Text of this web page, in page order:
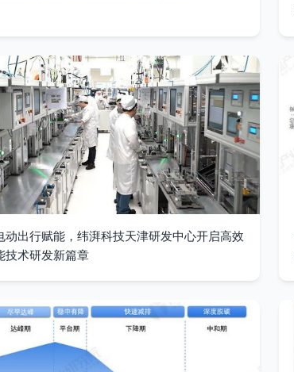
动出行赋能，纬湃科技天津研发中心开启高效
技术研发新篇章